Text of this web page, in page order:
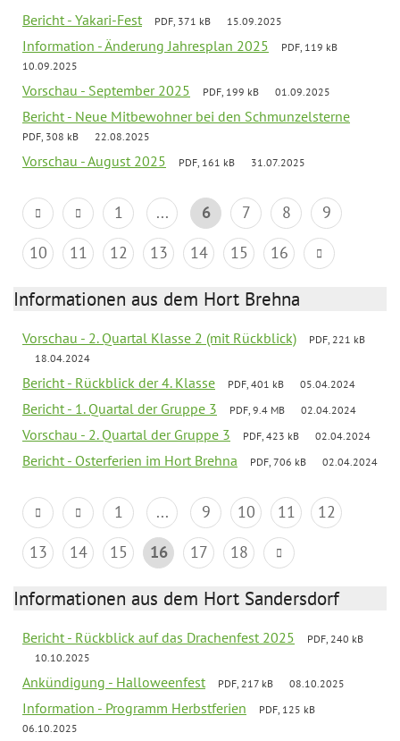
Bericht - Yakari-Fest PDF, 371 kB 15.09.2025
Information - Änderung Jahresplan 2025
PDF, 119 kB
10.09.2025
Vorschau - September 2025 PDF, 199 kB 01.09.2025
Bericht - Neue Mitbewohner bei den Schmunzelsterne
PDF, 308 kB 22.08.2025
Vorschau - August 2025 PDF, 161 kB 31.07.2025
1 ... 6 7 8
9
10
11 12 13 14 15 16
Informationen aus dem Hort Brehna
Vorschau - 2. Quartal Klasse 2 (mit Rückblick)
PDF, 221 kB
18.04.2024
Bericht - Rückblick der 4. Klasse PDF, 401 kB 05.04.2024
Bericht - 1. Quartal der Gruppe 3 PDF, 9.4 MB 02.04.2024
Vorschau - 2. Quartal der Gruppe 3 PDF, 423 kB 02.04.2024
Bericht - Osterferien im Hort Brehna PDF, 706 kB 02.04.2024
1 ... 9 10 11
12
13
14 15 16 17 18
Informationen aus dem Hort Sandersdorf
Bericht - Rückblick auf das Drachenfest 2025
PDF, 240 kB
10.10.2025
Ankündigung - Halloweenfest PDF, 217 kB 08.10.2025
Information - Programm Herbstferien
PDF, 125 kB
06.10.2025